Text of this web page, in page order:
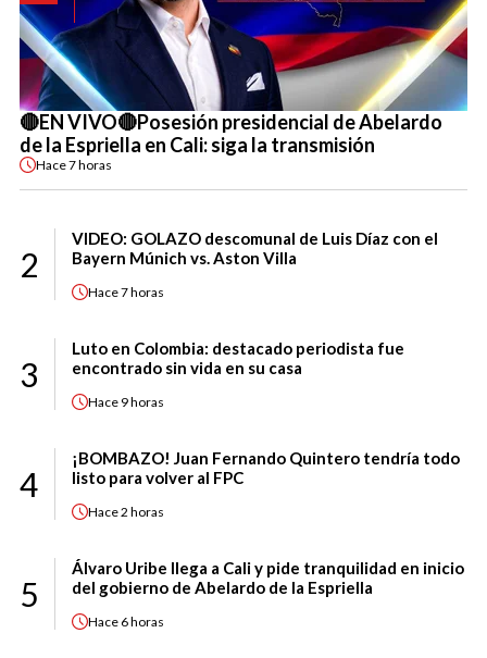
🔴EN VIVO🔴Posesión presidencial de Abelardo
de la Espriella en Cali: siga la transmisión
Hace7 horas
2
VIDEO: GOLAZO descomunal de Luis Díaz con el
Bayern Múnich vs. Aston Villa
Hace7 horas
3
Luto en Colombia: destacado periodista fue
encontrado sin vida en su casa
Hace 9 horas
4
¡BOMBAZO! Juan Fernando Quintero tendría todo
listo para volver al FPC
Hace2 horas
5
Álvaro Uribe llega a Cali y pide tranquilidad en inicio
del gobierno de Abelardo de la Espriella
Hace 6 horas